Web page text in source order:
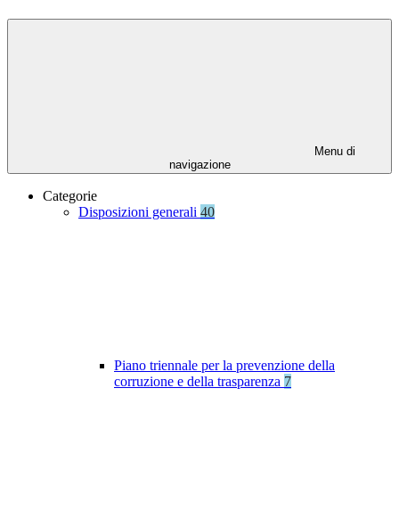
Menu di
navigazione
Categorie
Disposizioni generali 40
Piano triennale per la prevenzione della
corruzione e della trasparenza 7